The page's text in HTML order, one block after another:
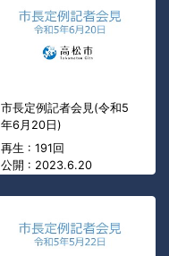
市長定例記者会見(令和5
年6月20日)
再生 : 191回
公開 : 2023.6.20